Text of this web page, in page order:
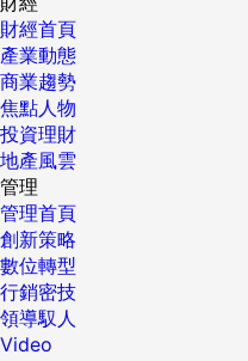
財經首頁
產業動態
商業趨勢
焦點人物
投資理財
地產風雲
管理
管理首頁
創新策略
數位轉型
行銷密技
領導馭人
Video